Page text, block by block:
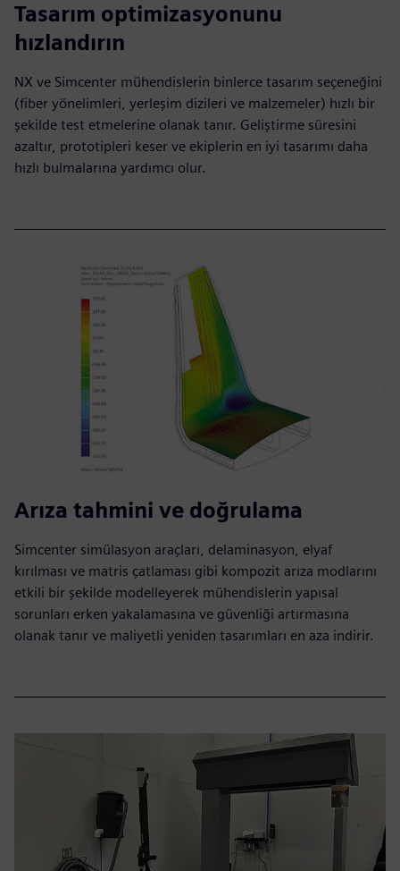
Tasarım optimizasyonunu
hızlandırın
NX ve Simcenter mühendislerin binlerce tasarım seçeneğini
(fiber yönelimleri, yerleşim dizileri ve malzemeler) hızlı bir
şekilde test etmelerine olanak tanır. Geliştirme süresini
azaltır, prototipleri keser ve ekiplerin en iyi tasarımı daha
hızlı bulmalarına yardımcı olur.
Arıza tahmini ve doğrulama
Simcenter simülasyon araçları, delaminasyon, elyaf
kırılması ve matris çatlaması gibi kompozit arıza modlarını
etkili bir şekilde modelleyerek mühendislerin yapısal
sorunları erken yakalamasına ve güvenliği artırmasına
olanak tanır ve maliyetli yeniden tasarımları en aza indirir.